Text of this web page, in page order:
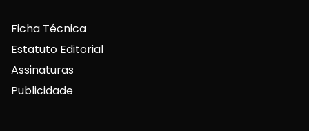
Ficha Técnica
Estatuto Editorial
Assinaturas
Publicidade